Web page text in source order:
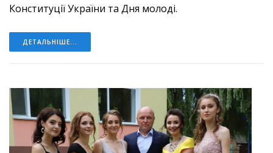
Конституції України та Дня молоді.
ДЕТАЛЬНІШЕ...